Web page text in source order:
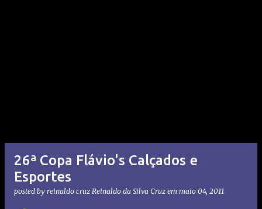
26ª Copa Flávio's Calçados e
Esportes
posted by reinaldo cruz Reinaldo da Silva Cruz em maio 04, 2011